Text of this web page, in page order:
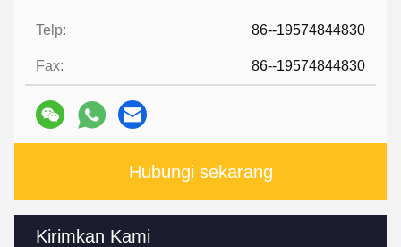
Telp: 86--19574844830
Fax: 86--19574844830
Hubungi sekarang
Kirimkan Kami